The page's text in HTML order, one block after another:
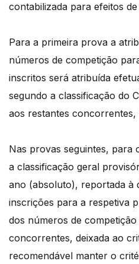
contabilizada para efeitos
Para a primeira prova a
números de competição
inscritos será atribuída
segundo a classificação do
aos restantes
Nas provas seguintes, para
a classificação geral
ano (absoluto), reportada à
inscrições para a respetiva
dos números de
concorrentes, deixada ao
recomendável manter o